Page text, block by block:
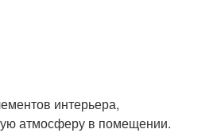
интерьера,
атмосферу в помещении.